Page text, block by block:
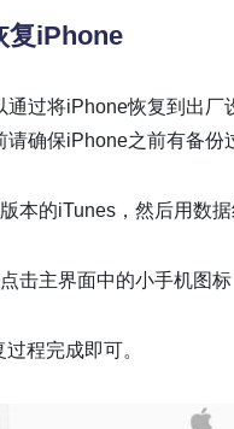
复iPhone
过将iPhone恢复到出
确保iPhone之前有备份
本的iTunes，然后用数据
击主界面中的小手机图
程完成即可。